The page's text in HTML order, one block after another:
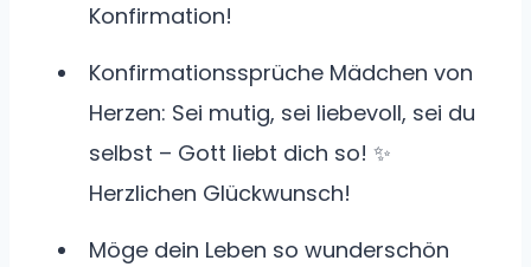
Konfirmation!
Konfirmationssprüche Mädchen von
Herzen: Sei mutig, sei liebevoll, sei du
selbst – Gott liebt dich so! ✨
Herzlichen Glückwunsch!
Möge dein Leben so wunderschön